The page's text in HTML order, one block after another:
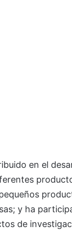
en el
y ha
de